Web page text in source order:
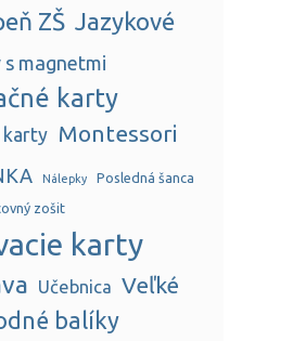
ZŠ Jazykové
s magnetmi
karty
karty Montessori
Nálepky Posledná šanca
zošit
karty
Učebnica Veľké
balíky